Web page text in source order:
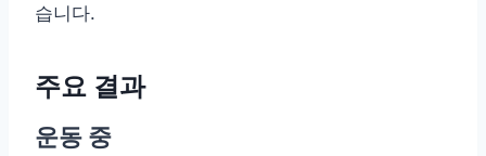
습니다.
주요 결과
운동 중